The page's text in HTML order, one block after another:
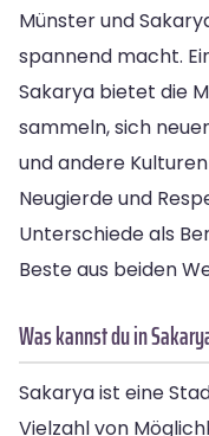
Münster und
spannend macht.
Sakarya bietet die
sammeln, sich
und andere
Neugierde und
Unterschiede als
Beste aus beiden
Was kannst du in
Sakarya ist eine
Vielzahl von